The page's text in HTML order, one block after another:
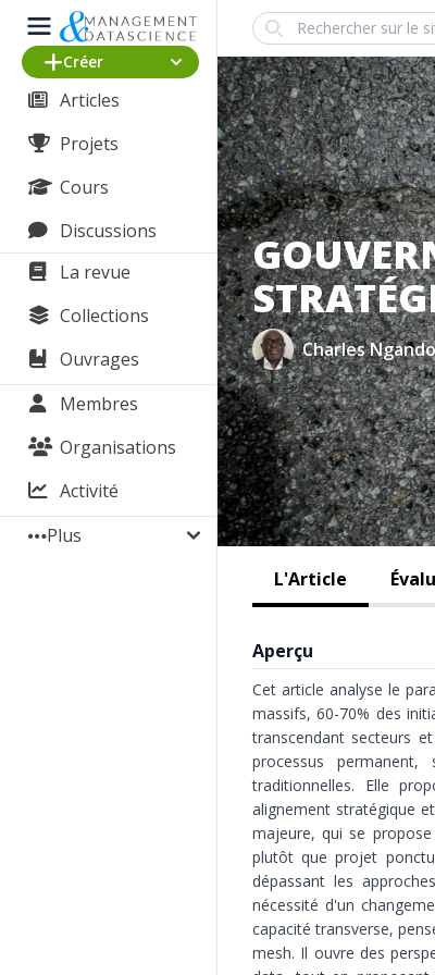
Créer
Articles
Projets
Cours
Discussions
La revue
Collections
Ouvrages
Membres
Organisations
Activité
Plus
Search
Charles
L'Article
Aperçu
Cet article analyse le
massifs, 60-70% des
transcendant secteurs
processus
traditionnelles. Elle
alignement stratégique
majeure, qui se
plutôt que projet
dépassant les
nécessité d'un
capacité transverse,
mesh. Il ouvre des